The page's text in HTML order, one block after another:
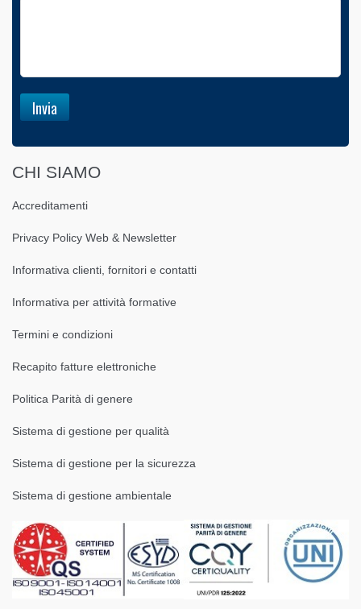
CHI SIAMO
Accreditamenti
Privacy Policy Web & Newsletter
Informativa clienti, fornitori e contatti
Informativa per attività formative
Termini e condizioni
Recapito fatture elettroniche
Politica Parità di genere
Sistema di gestione per qualità
Sistema di gestione per la sicurezza
Sistema di gestione ambientale